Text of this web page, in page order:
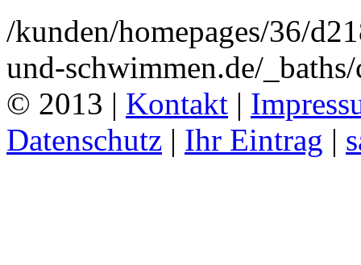
/kunden/homepages/36/
und-schwimmen.de/
© 2013 | Kontakt |
Datenschutz | Ihr Eintrag |